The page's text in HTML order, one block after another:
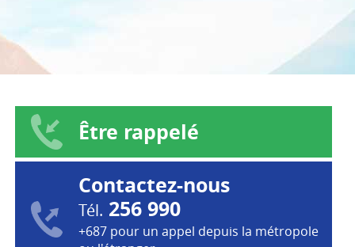
Être rappelé
Contactez-nous
Tél. 256 990
+687 pour un appel depuis la métropole